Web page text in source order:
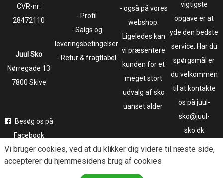
CVR-nr:
28472110
Juul Sko
​​​​​​​Nørregade 13
7800 Skive
Besøg os på
Facebook
Følg os på
- Profil
- Salgs og
leveringsbetingelser
- Retur & fragtlabel
- også på vores
webshop.
Ligeledes kan
vi præsentere
kunden for et
meget stort
udvalg af sko
uanset alder.
vigtigste
opgave er at
yde den bedste
service. Har du
spørgsmål er
du velkommen
til at kontakte
os på juul-
sko@juul-
sko.dk
Vi bruger cookies, ved at du klikker dig videre til næste side,
accepterer du hjemmesidens brug af cookies